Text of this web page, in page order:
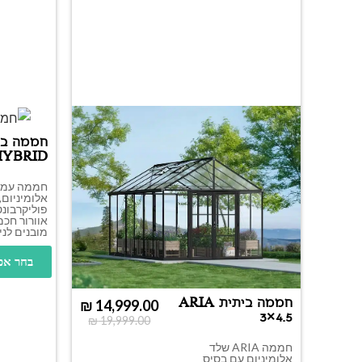
חממה ביתית ARIA
3×4.5
חממה ARIA שלד
אלומיניום עם בסיס
₪19,999.00
₪ 14,999.00
חממה
אוורור
מובנים
בחר